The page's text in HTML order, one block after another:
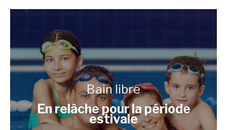
Bain libre
En relâche pour la période
estivale